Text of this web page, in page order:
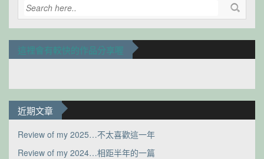
這裡會有較快的作品分享喔
近期文章
Review of my 2025…不太喜歡這一年
Review of my 2024…相距半年的一篇